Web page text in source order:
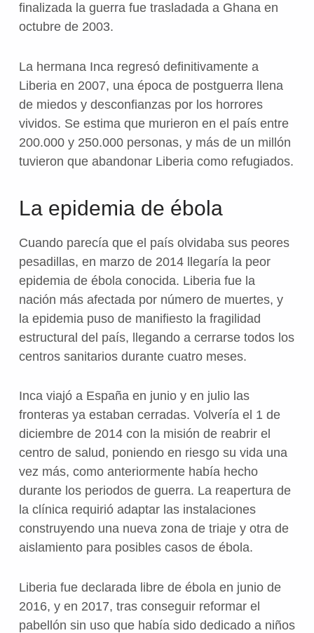
finalizada la guerra fue trasladada a Ghana en
octubre de 2003.
La hermana Inca regresó definitivamente a
Liberia en 2007, una época de postguerra llena
de miedos y desconfianzas por los horrores
vividos. Se estima que murieron en el país entre
200.000 y 250.000 personas, y más de un millón
tuvieron que abandonar Liberia como refugiados.
La epidemia de ébola
Cuando parecía que el país olvidaba sus peores
pesadillas, en marzo de 2014 llegaría la peor
epidemia de ébola conocida. Liberia fue la
nación más afectada por número de muertes, y
la epidemia puso de manifiesto la fragilidad
estructural del país, llegando a cerrarse todos los
centros sanitarios durante cuatro meses.
Inca viajó a España en junio y en julio las
fronteras ya estaban cerradas. Volvería el 1 de
diciembre de 2014 con la misión de reabrir el
centro de salud, poniendo en riesgo su vida una
vez más, como anteriormente había hecho
durante los periodos de guerra. La reapertura de
la clínica requirió adaptar las instalaciones
construyendo una nueva zona de triaje y otra de
aislamiento para posibles casos de ébola.
Liberia fue declarada libre de ébola en junio de
2016, y en 2017, tras conseguir reformar el
pabellón sin uso que había sido dedicado a niños